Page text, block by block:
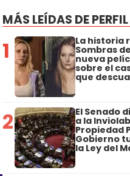
MÁS LEÍDAS DE PERFIL
1 La historia
Sombras
nueva
sobre el
que
2 El Senado
a la
Propiedad
Gobierno
la Ley del